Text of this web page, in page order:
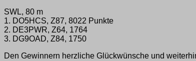
SWL, 80 m
1. DO5HCS, Z87, 8022 Punkte
2. DE3PWR, Z64, 1764
3. DG9OAD, Z84, 1750
Den Gewinnern herzliche Glückwünsche und